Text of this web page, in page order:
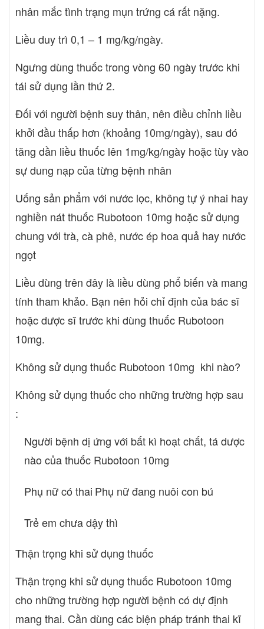
nhân mắc tình trạng mụn trứng cá rất nặng.
Liều duy trì 0,1 – 1 mg/kg/ngày.
Ngưng dùng thuốc trong vòng 60 ngày trước khi
tái sử dụng lần thứ 2.
Đối với người bệnh suy thân, nên điều chỉnh liều
khởi đầu thấp hơn (khoảng 10mg/ngày), sau đó
tăng dần liều thuốc lên 1mg/kg/ngày hoặc tùy vào
sự dung nạp của từng bệnh nhân
Uống sản phẩm với nước lọc, không tự ý nhai hay
nghiền nát thuốc Rubotoon 10mg hoặc sử dụng
chung với trà, cà phê, nước ép hoa quả hay nước
ngọt
Liều dùng trên đây là liều dùng phổ biến và mang
tính tham khảo. Bạn nên hỏi chỉ định của bác sĩ
hoặc dược sĩ trước khi dùng thuốc Rubotoon
10mg.
Không sử dụng thuốc Rubotoon 10mg khi nào?
Không sử dụng thuốc cho những trường hợp sau
:
Người bệnh dị ứng với bất kì hoạt chất, tá dược
nào của thuốc Rubotoon 10mg
Phụ nữ có thai Phụ nữ đang nuôi con bú
Trẻ em chưa dậy thì
Thận trọng khi sử dụng thuốc
Thận trọng khi sử dụng thuốc Rubotoon 10mg
cho những trường hợp người bệnh có dự định
mang thai. Cần dùng các biện pháp tránh thai kĩ